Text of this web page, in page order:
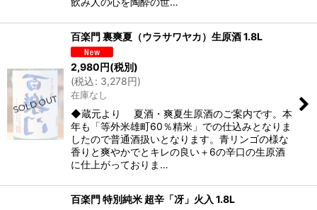
百楽門 裏爽夏（ウラサワヤカ）生原酒 1.8L
2,980円(税別)
(税込: 3,278円)
在庫なし
◆蔵元より 夏酒・爽夏生原酒のご案内です。本
年も「等外米雄町60％精米」での仕込みとなりま
したので普通酒扱いとなります。青リンゴの様な
香りと爽やかでとキレの良い＋6の辛口の生原酒
に仕上がっておりま…
百楽門 特別純米 超辛「冴」火入 1.8L